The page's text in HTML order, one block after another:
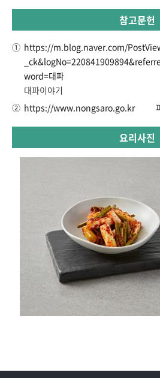
참고문헌
① https://m.blog.naver.com/
word=대파
대파이야기
② https://www.nongsaro.go.kr
요리사진